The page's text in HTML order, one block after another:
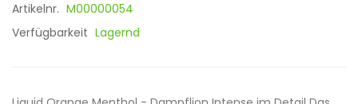
Artikelnr. M00000054
Verfügbarkeit Lagernd